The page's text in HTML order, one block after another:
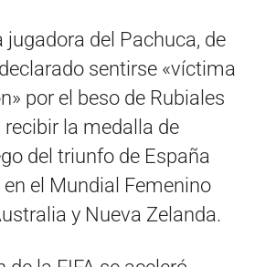
jugadora del Pachuca, de
sentirse «víctima
por el beso de Rubiales
la medalla de
del triunfo de España
el Mundial Femenino
y Nueva Zelanda.